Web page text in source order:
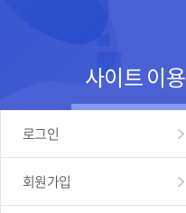
사이트 이용
로그인
회원가입